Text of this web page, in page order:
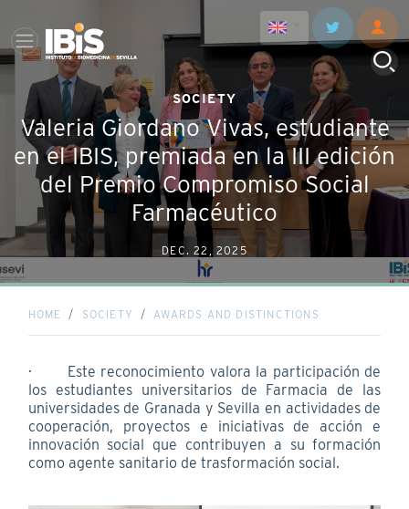
SOCIETY
Valeria Giordano Vivas, estudiante
en el IBIS, premiada en la III edición
del Premio Compromiso Social
Farmacéutico
DEC. 22, 2025
HOME SOCIETY AWARDS AND DISTINCTIONS
· Este reconocimiento valora la participación de
los estudiantes universitarios de Farmacia de las
universidades de Granada y Sevilla en actividades de
cooperación, proyectos e iniciativas de acción e
innovación social que contribuyen a su formación
como agente sanitario de trasformación social.